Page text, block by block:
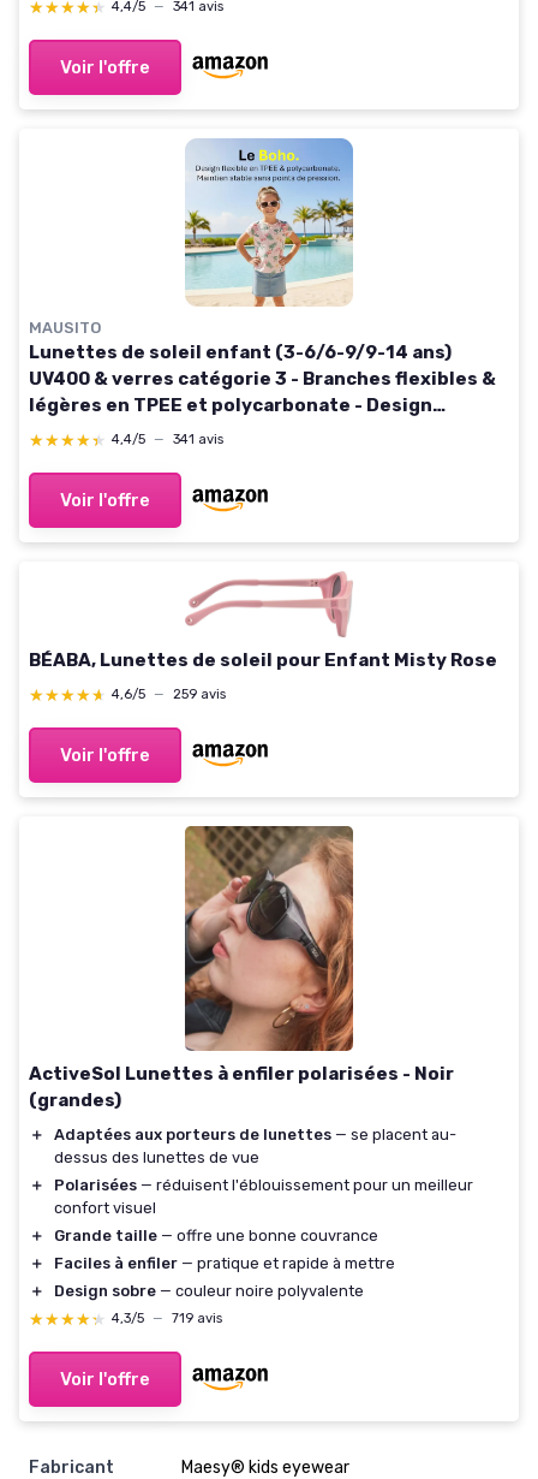
★★★★★
★★★★★ 4,4/5 — 341 avis
Voir l'offre
MAUSITO
Lunettes de soleil enfant (3-6/6-9/9-14 ans)
UV400 & verres catégorie 3 - Branches flexibles &
légères en TPEE et polycarbonate - Design
européen Rose 3-6 ans
★★★★★
★★★★★ 4,4/5 — 341 avis
Voir l'offre
BÉABA, Lunettes de soleil pour Enfant Misty Rose
★★★★★
★★★★★ 4,6/5 — 259 avis
Voir l'offre
ActiveSol Lunettes à enfiler polarisées - Noir
(grandes)
＋ Adaptées aux porteurs de lunettes — se placent au-
dessus des lunettes de vue
＋
Polarisées — réduisent l'éblouissement pour un meilleur
confort visuel
＋
Grande taille — offre une bonne couvrance
＋
Faciles à enfiler — pratique et rapide à mettre
＋
Design sobre — couleur noire polyvalente
★★★★★
★★★★★ 4,3/5 — 719 avis
Voir l'offre
Fabricant Maesy® kids eyewear